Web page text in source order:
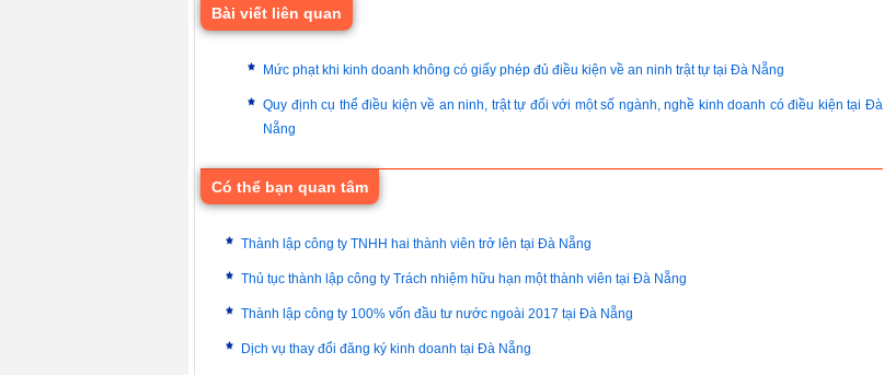
Bài viết liên quan
Mức phạt khi kinh doanh không có giấy phép đủ điều kiện về an ninh trật tự tại Đà Nẵng
Quy định cụ thể điều kiện về an ninh, trật tự đối với một số ngành, nghề kinh doanh có điều kiện tại Đà
Nẵng
Có thể bạn quan tâm
Thành lập công ty TNHH hai thành viên trở lên tại Đà Nẵng
Thủ tục thành lập công ty Trách nhiệm hữu hạn một thành viên tại Đà Nẵng
Thành lập công ty 100% vốn đầu tư nước ngoài 2017 tại Đà Nẵng
Dịch vụ thay đổi đăng ký kinh doanh tại Đà Nẵng